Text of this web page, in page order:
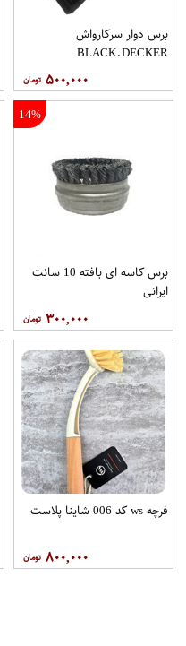
برس دوار سرکارواش
BLACK.DECKER
۵۰۰,۰۰۰
14%
برس کاسه ای بافته 10 سانت
ایرانی
۳۰۰,۰۰۰
فرچه ws کد 006 شاینا پلاست
۸۰۰,۰۰۰